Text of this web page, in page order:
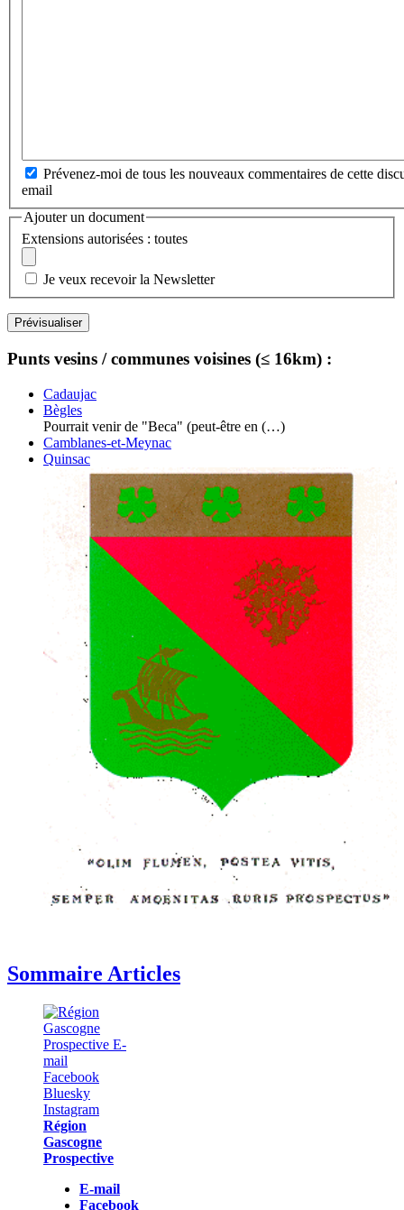
Prévenez-moi de tous les nouveaux commentaires de cette
email
Ajouter un document
Extensions autorisées : toutes
Je veux recevoir la Newsletter
Punts vesins / communes voisines (≤ 16km) :
Cadaujac
Bègles
Pourrait venir de "Beca" (peut-être en (…)
Camblanes-et-Meynac
Quinsac
Sommaire Articles
Région
Gascogne
Prospective
E-mail
Facebook